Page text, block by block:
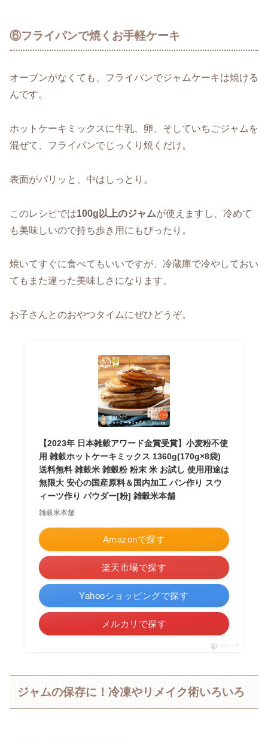
⑥フライパンで焼くお手軽ケーキ
オーブンがなくても、フライパンでジャムケーキは焼ける
んです。
ホットケーキミックスに牛乳、卵、そしていちごジャムを
混ぜて、フライパンでじっくり焼くだけ。
表面がパリッと、中はしっとり。
このレシピでは100g以上のジャムが使えますし、冷めて
も美味しいので持ち歩き用にもぴったり。
焼いてすぐに食べてもいいですが、冷蔵庫で冷やしておい
てもまた違った美味しさになります。
お子さんとのおやつタイムにぜひどうぞ。
【2023年 日本雑穀アワード金賞受賞】小麦粉不使
用 雑穀ホットケーキミックス 1360g(170g×8袋)
送料無料 雑穀米 雑穀粉 粉末 米 お試し 使用用途は
無限大 安心の国産原料＆国内加工 パン作り スウ
ィーツ作り パウダー[粉] 雑穀米本舗
雑穀米本舗
Amazonで探す
楽天市場で探す
Yahooショッピングで探す
メルカリで探す
ポチップ
ジャムの保存に！冷凍やリメイク術いろいろ